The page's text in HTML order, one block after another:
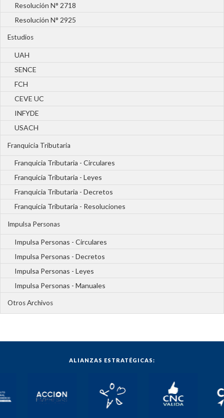
Resolución N° 2718
Resolución N° 2925
Estudios
UAH
SENCE
FCH
CEVE UC
INFYDE
USACH
Franquicia Tributaria
Franquicia Tributaria - Circulares
Franquicia Tributaria - Leyes
Franquicia Tributaria - Decretos
Franquicia Tributaria - Resoluciones
Impulsa Personas
Impulsa Personas - Circulares
Impulsa Personas - Decretos
Impulsa Personas - Leyes
Impulsa Personas - Manuales
Otros Archivos
ALIANZAS ESTRATÉGICAS: